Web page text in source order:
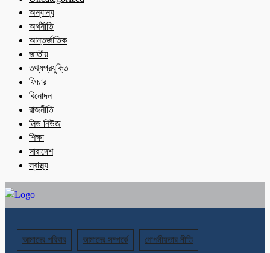
অন্যান্য
অর্থনীতি
আন্তর্জাতিক
জাতীয়
তথ্যপ্রযুক্তি
ফিচার
বিনোদন
রাজনীতি
লিড নিউজ
শিক্ষা
সারাদেশ
স্বাস্থ্য
আমাদের পরিবার আমাদের সম্পর্কে গোপনীয়তার নীতি